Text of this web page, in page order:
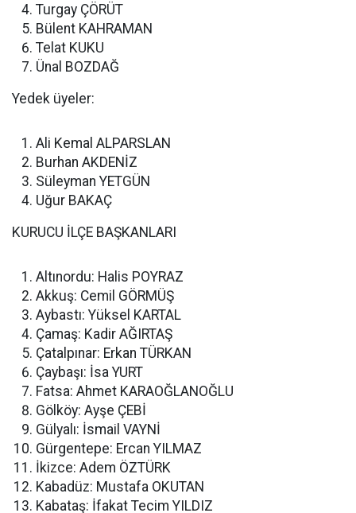
Turgay ÇÖRÜT
Bülent KAHRAMAN
Telat KUKU
Ünal BOZDAĞ
Yedek üyeler:
Ali Kemal ALPARSLAN
Burhan AKDENİZ
Süleyman YETGÜN
Uğur BAKAÇ
KURUCU İLÇE BAŞKANLARI
Altınordu: Halis POYRAZ
Akkuş: Cemil GÖRMÜŞ
Aybastı: Yüksel KARTAL
Çamaş: Kadir AĞIRTAŞ
Çatalpınar: Erkan TÜRKAN
Çaybaşı: İsa YURT
Fatsa: Ahmet KARAOĞLANOĞLU
Gölköy: Ayşe ÇEBİ
Gülyalı: İsmail VAYNİ
Gürgentepe: Ercan YILMAZ
İkizce: Adem ÖZTÜRK
Kabadüz: Mustafa OKUTAN
Kabataş: İfakat Tecim YILDIZ